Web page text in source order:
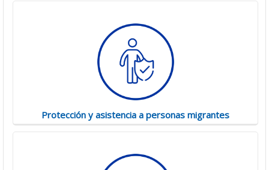
Protección y asistencia a personas migrantes